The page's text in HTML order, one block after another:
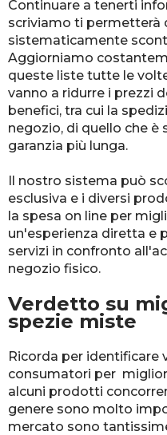
Continuare a tenerti
scriviamo ti permetterà
sistematicamente
Aggiorniamo
queste liste tutte le
vanno a ridurre i prezzi
benefici, tra cui la
negozio, di quello che
garanzia più lunga.
Il nostro sistema può
esclusiva e i diversi
la spesa on line per
un'esperienza diretta e
servizi in confronto
negozio fisico.
Verdetto su
spezie miste
Ricorda per identificare
consumatori per
alcuni prodotti
genere sono molto
mercato sono